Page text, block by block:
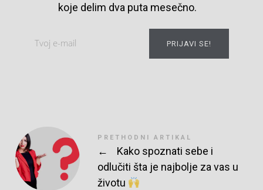
koje delim dva puta mesečno.
PRIJAVI SE!
PRETHODNI ARTIKAL
←
Kako spoznati sebe i
odlučiti šta je najbolje za vas u
životu